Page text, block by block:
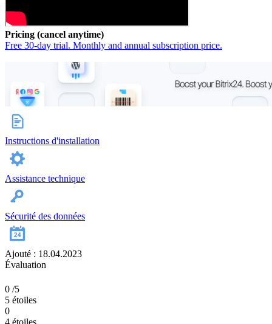
Pricing (cancel anytime)
Free 30-day trial. Monthly and annual subscription price.
Instructions d'installation
Assistance technique
Sécurité des données
Ajouté : 18.04.2023
Évaluation
0 /5
5 étoiles
0